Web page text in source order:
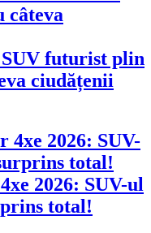
futurist plin
ciudățenii
2026: SUV-ul
total!